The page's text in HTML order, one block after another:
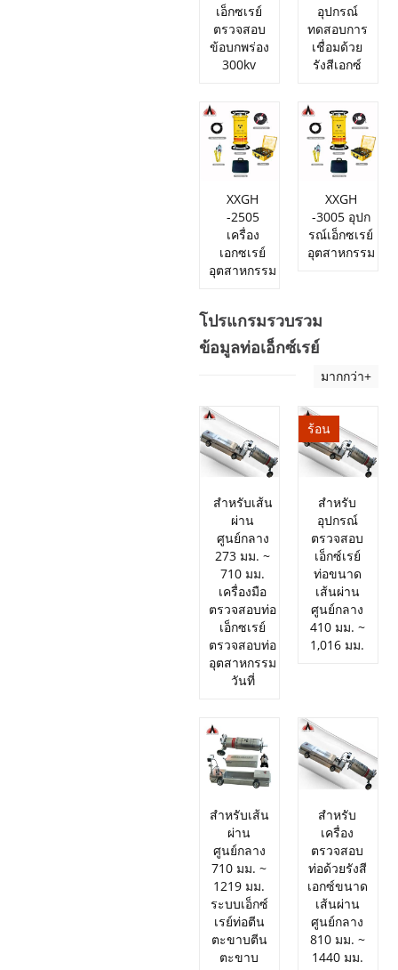
เอ็กซเรย์
ตรวจสอบ
ข้อบกพร่อง
300kv
อุปกรณ์
ทดสอบการ
เชื่อมด้วย
รังสีเอกซ์
XXGH
-2505
เครื่อง
เอกซเรย์
อุตสาหกรรม
XXGH
-3005 อุปก
รณ์เอ็กซเรย์
อุตสาหกรรม
โปรแกรมรวบรวม
ข้อมูลท่อเอ็กซ์เรย์
มากกว่า+
สำหรับเส้น
ผ่าน
ศูนย์กลาง
273 มม. ~
710 มม.
เครื่องมือ
ตรวจสอบท่อ
เอ็กซเรย์
ตรวจสอบท่อ
อุตสาหกรรม
วันที่
ร้อน
สำหรับ
อุปกรณ์
ตรวจสอบ
เอ็กซ์เรย์
ท่อขนาด
เส้นผ่าน
ศูนย์กลาง
410 มม. ~
1,016 มม.
สำหรับเส้น
ผ่าน
ศูนย์กลาง
710 มม. ~
1219 มม.
ระบบเอ็กซ์
เรย์ท่อตีน
ตะขาบตีน
ตะขาบ
สำหรับ
เครื่อง
ตรวจสอบ
ท่อด้วยรังสี
เอกซ์ขนาด
เส้นผ่าน
ศูนย์กลาง
810 มม. ~
1440 มม.